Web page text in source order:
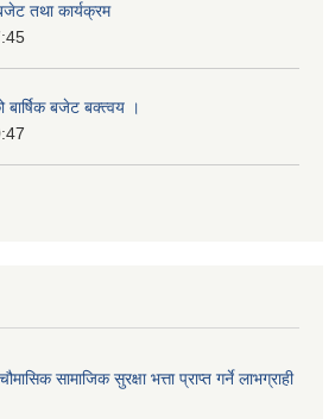
तथा कार्यक्रम
बजेट बक्त्वय ।
सामाजिक सुरक्षा भत्ता प्राप्त गर्ने लाभग्राही